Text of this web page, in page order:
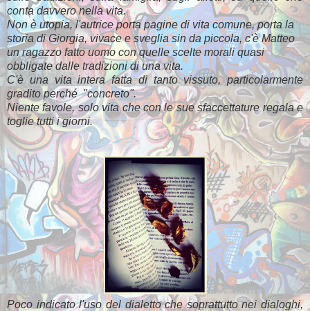
conta davvero nella vita.
Non è utopia, l'autrice porta pagine di vita comune, porta la
storia di Giorgia, vivace e sveglia sin da piccola, c'è Matteo
un ragazzo fatto uomo con quelle scelte morali quasi
obbligate dalle tradizioni di una vita.
C'è una vita intera fatta di tanto vissuto, particolarmente
gradito perché "concreto".
Niente favole, solo vita che con le sue sfaccettature regala e
toglie tutti i giorni.
Poco indicato l'uso del dialetto che soprattutto nei dialoghi,